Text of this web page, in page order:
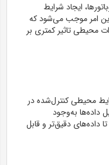
ایجاد شرایط
امر موجب می‌شود که
محیطی تاثیر کمتری بر
محیطی کنترل‌شده در
داده‌ها به‌وجود
داده‌های دقیق‌تر و قابل